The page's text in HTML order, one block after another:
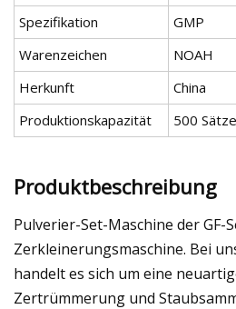
Spezifikation
GMP
Warenzeichen
NOAH
Herkunft
China
Produktionskapazität
500
Produktbeschreibung
Pulverier-Set-Maschine der GF-
Zerkleinerungsmaschine. Bei
handelt es sich um eine
Zertrümmerung und